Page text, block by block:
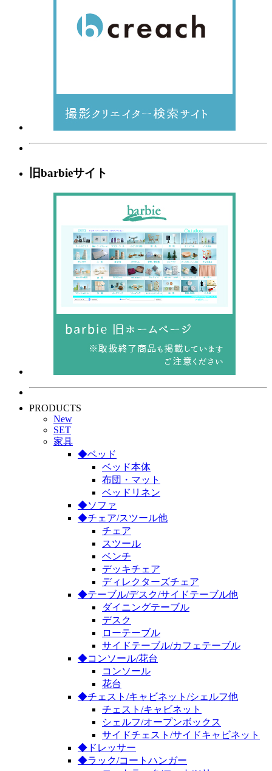
旧barbieサイト
PRODUCTS
New
SET
家具
◆ベッド
ベッド本体
布団・マット
ベッドリネン
◆ソファ
◆チェア/スツール他
チェア
スツール
ベンチ
デッキチェア
ディレクターズチェア
◆テーブル/デスク/サイドテーブル他
ダイニングテーブル
デスク
ローテーブル
サイドテーブル/カフェテーブル
◆コンソール/花台
コンソール
花台
◆チェスト/キャビネット/シェルフ他
チェスト/キャビネット
シェルフ/オープンボックス
サイドチェスト/サイドキャビネット
◆ドレッサー
◆ラック/コートハンガー